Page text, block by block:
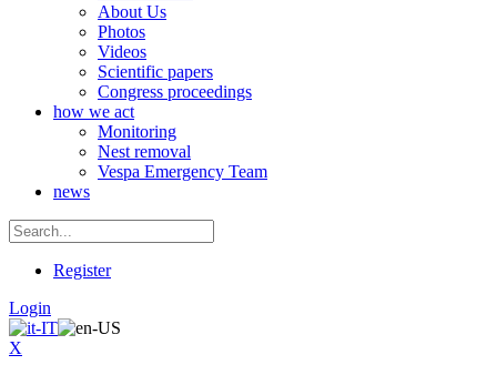
About Us
Photos
Videos
Scientific papers
Congress proceedings
how we act
Monitoring
Nest removal
Vespa Emergency Team
news
Register
Login
X